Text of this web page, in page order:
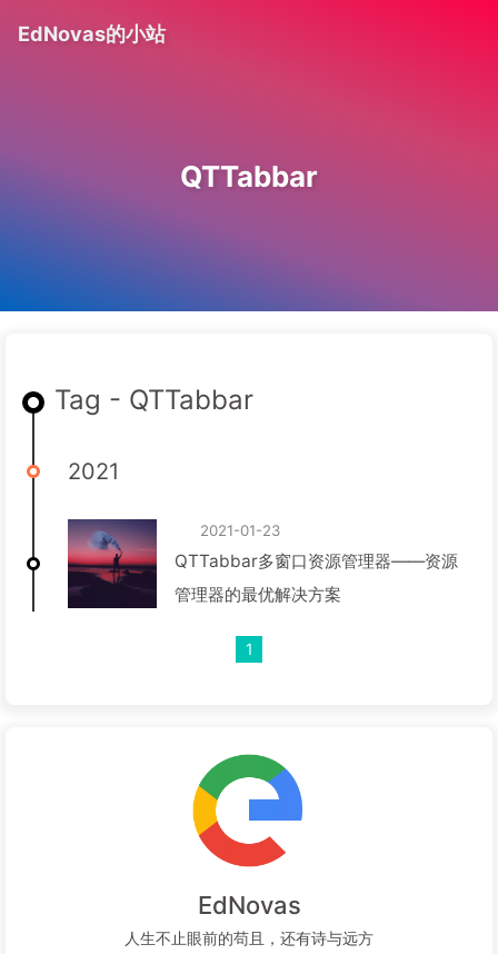
EdNovas的小站
QTTabbar
Tag - QTTabbar
2021
2021-01-23
QTTabbar多窗口资源管理器——资源
管理器的最优解决方案
1
EdNovas
人生不止眼前的苟且，还有诗与远方